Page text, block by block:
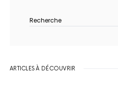
ARTICLES À DÉCOUVRIR